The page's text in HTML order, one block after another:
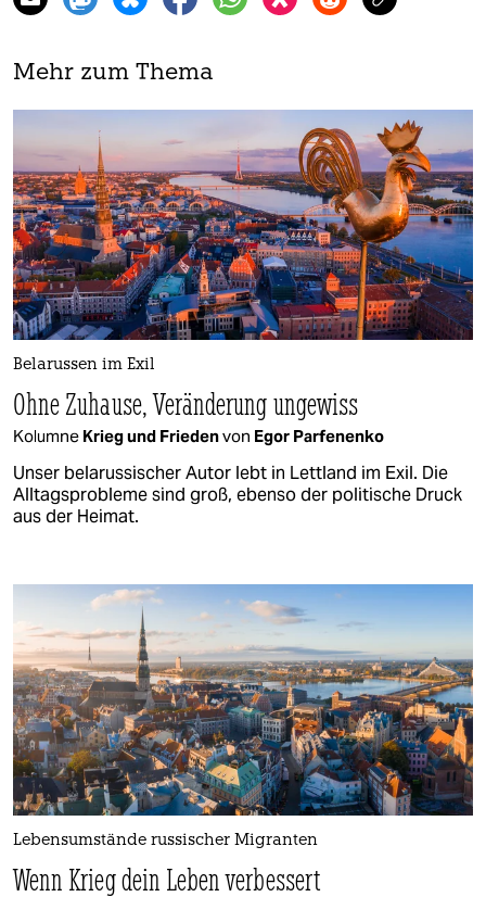
Mehr zum Thema
Belarussen im Exil
Ohne Zuhause, Veränderung ungewiss
Kolumne Krieg und Friedenvon Egor Parfenenko
Unser belarussischer Autor lebt in Lettland im Exil. Die
Alltagsprobleme sind groß, ebenso der politische Druck
aus der Heimat.
Lebensumstände russischer Migranten
Wenn Krieg dein Leben verbessert